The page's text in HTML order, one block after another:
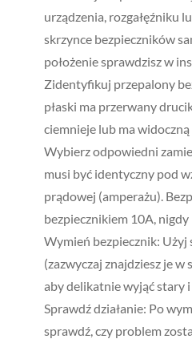
urządzenia, rozgałęźniku
skrzynce bezpieczników
położenie sprawdzisz w
Zidentyfikuj przepalony
płaski ma przerwany
ciemnieje lub ma widoczną
Wybierz odpowiedni
musi być identyczny pod
prądowej (amperażu).
bezpiecznikiem 10A, nigdy
Wymień bezpiecznik: Użyj
(zazwyczaj znajdziesz je w
aby delikatnie wyjąć stary i
Sprawdź działanie: Po
sprawdź, czy problem